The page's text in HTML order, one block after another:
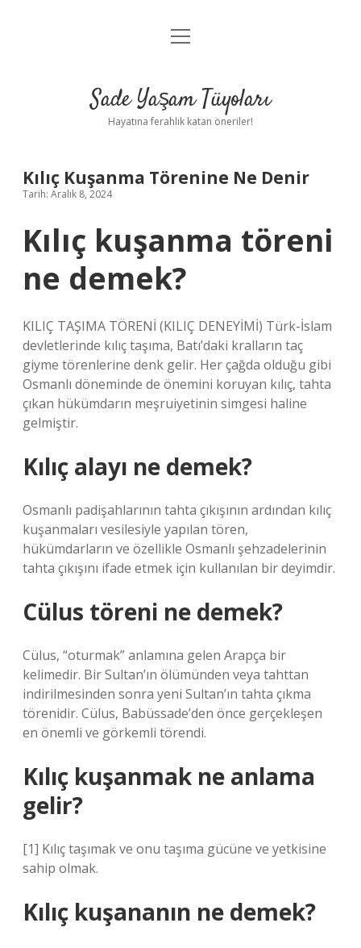
Anasayfa
Yasal Uyarı
menüyü
Sade Yaşam Tüyoları
Hayatına ferahlık katan öneriler!
Kılıç Kuşanma Törenine Ne Denir
Tarih: Aralık 8, 2024
Kılıç kuşanma töreni
ne demek?
KILIÇ TAŞIMA TÖRENİ (KILIÇ DENEYİMİ) Türk-İslam
devletlerinde kılıç taşıma, Batı’daki kralların taç
giyme törenlerine denk gelir. Her çağda olduğu gibi
Osmanlı döneminde de önemini koruyan kılıç, tahta
çıkan hükümdarın meşruiyetinin simgesi haline
gelmiştir.
Kılıç alayı ne demek?
Osmanlı padişahlarının tahta çıkışının ardından kılıç
kuşanmaları vesilesiyle yapılan tören,
hükümdarların ve özellikle Osmanlı şehzadelerinin
tahta çıkışını ifade etmek için kullanılan bir deyimdir.
Cülus töreni ne demek?
Cülus, “oturmak” anlamına gelen Arapça bir
kelimedir. Bir Sultan’ın ölümünden veya tahttan
indirilmesinden sonra yeni Sultan’ın tahta çıkma
törenidir. Cülus, Babüssade’den önce gerçekleşen
en önemli ve görkemli törendi.
Kılıç kuşanmak ne anlama
gelir?
[1] Kılıç taşımak ve onu taşıma gücüne ve yetkisine
sahip olmak.
Kılıç kuşananın ne demek?